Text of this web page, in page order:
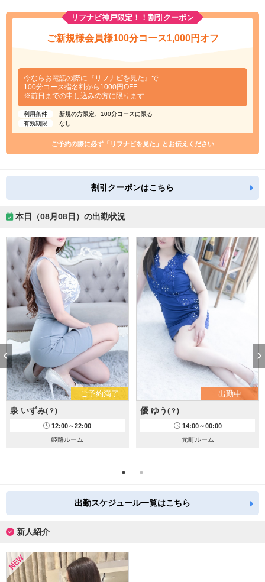
リフナビ神戸限定！！割引クーポン
ご新規様会員様100分コース1,000円オフ
今ならお電話の際に『リフナビを見た』で
100分コース指名料から1000円OFF
※前日までの申し込みの方に限ります
利用条件
新規の方限定、100分コースに限る
有効期限
なし
ご予約の際に必ず「リフナビを見た」とお伝えください
割引クーポンはこちら
本日（08月08日）の出勤状況
ご予約満了
泉 いずみ(？)
12:00～22:00
姫路ルーム
出勤中
優 ゆう(？)
14:00～00:00
元町ルーム
出勤スケジュール一覧はこちら
新人紹介